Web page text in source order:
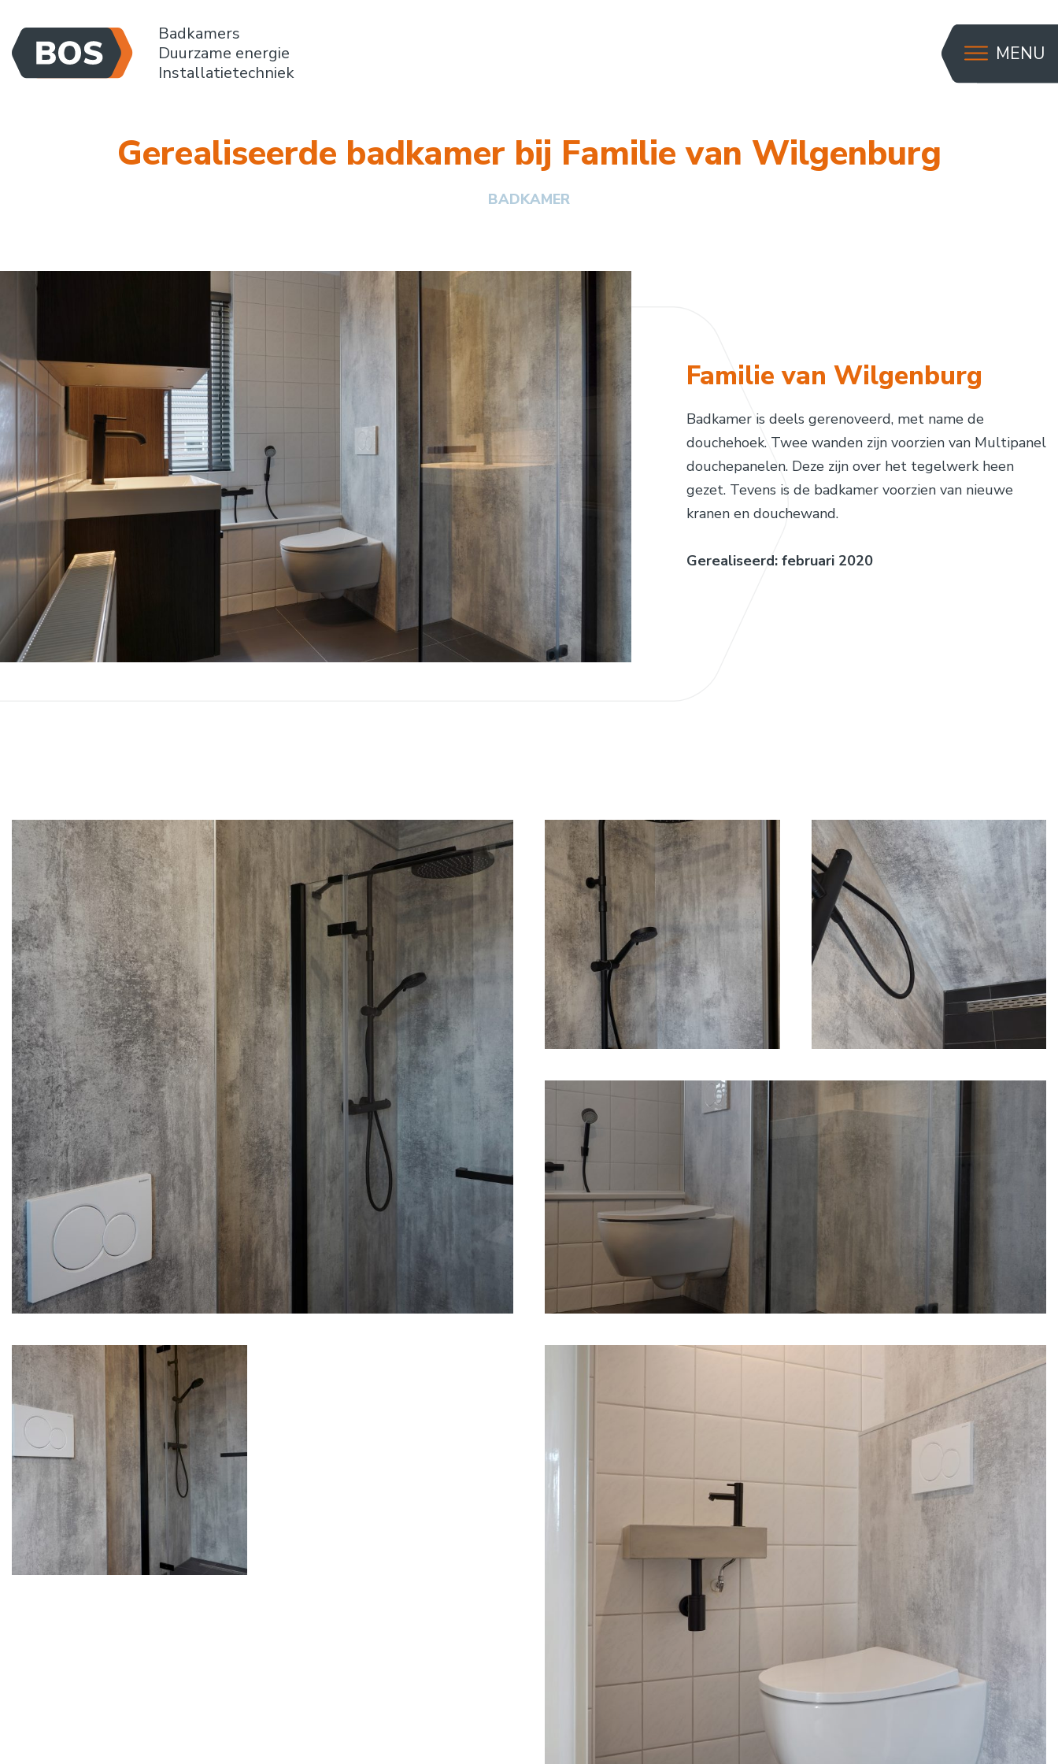
Badkamers
Duurzame energie
Installatietechniek
MENU
Gerealiseerde badkamer bij Familie van Wilgenburg
BADKAMER
Familie van Wilgenburg
Badkamer is deels gerenoveerd, met name de
douchehoek. Twee wanden zijn voorzien van Multipanel
douchepanelen. Deze zijn over het tegelwerk heen
gezet. Tevens is de badkamer voorzien van nieuwe
kranen en douchewand.
Gerealiseerd: februari 2020